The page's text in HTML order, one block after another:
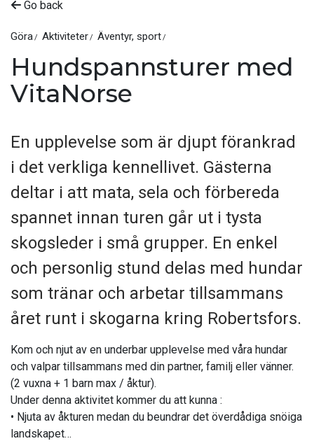
Go back
Göra Aktiviteter Äventyr, sport
Hundspannsturer med
VitaNorse
En upplevelse som är djupt förankrad
i det verkliga kennellivet. Gästerna
deltar i att mata, sela och förbereda
spannet innan turen går ut i tysta
skogsleder i små grupper. En enkel
och personlig stund delas med hundar
som tränar och arbetar tillsammans
året runt i skogarna kring Robertsfors.
Kom och njut av en underbar upplevelse med våra hundar
och valpar tillsammans med din partner, familj eller vänner.
(2 vuxna + 1 barn max / åktur).
Under denna aktivitet kommer du att kunna :
• Njuta av åkturen medan du beundrar det överdådiga snöiga
landskapet